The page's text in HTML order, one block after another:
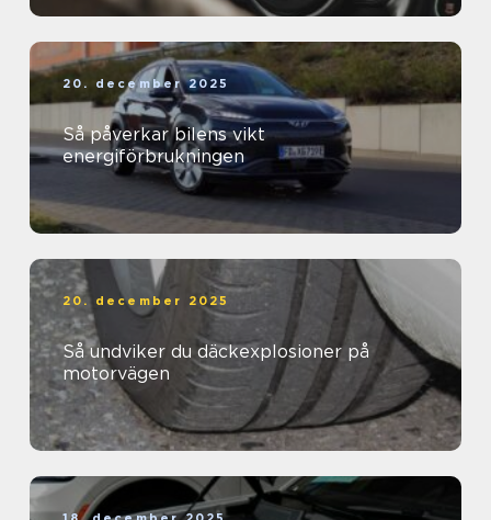
20. december 2025
Så påverkar bilens vikt
energiförbrukningen
20. december 2025
Så undviker du däckexplosioner på
motorvägen